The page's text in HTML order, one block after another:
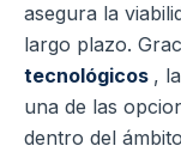
asegura la
largo plazo.
tecnológicos ,
una de las
dentro del